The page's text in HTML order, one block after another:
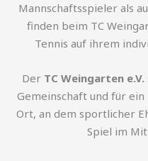
Mannschaftsspieler als
finden beim TC
Tennis auf ihrem
Der TC Weingarten e.V.
Gemeinschaft und für
Ort, an dem sportlicher
Spiel im